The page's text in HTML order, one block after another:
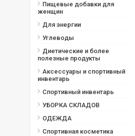
Пищевые добавки для
женщин
Для энергии
Углеводы
Диетические и более
полезные продукты
Аксессуары и спортивный
инвентарь
Спортивный инвентарь
УБОРКА СКЛАДОВ
ОДЕЖДА
Спортивная косметика